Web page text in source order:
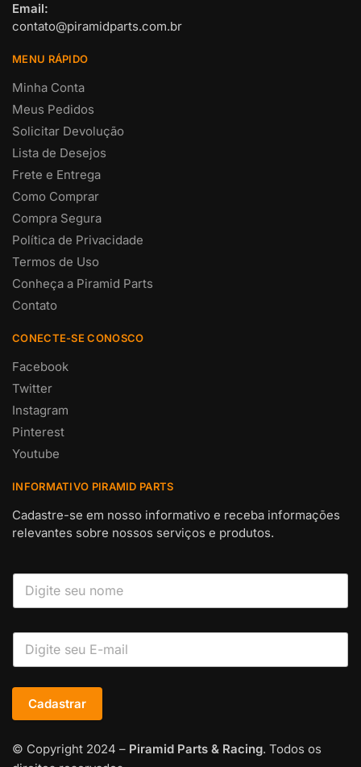
Email:
contato@piramidparts.com.br
MENU RÁPIDO
Minha Conta
Meus Pedidos
Solicitar Devolução
Lista de Desejos
Frete e Entrega
Como Comprar
Compra Segura
Política de Privacidade
Termos de Uso
Conheça a Piramid Parts
Contato
CONECTE-SE CONOSCO
Facebook
Twitter
Instagram
Pinterest
Youtube
INFORMATIVO PIRAMID PARTS
Cadastre-se em nosso informativo e receba informações
relevantes sobre nossos serviços e produtos.
Cadastrar
© Copyright 2024 – Piramid Parts & Racing. Todos os